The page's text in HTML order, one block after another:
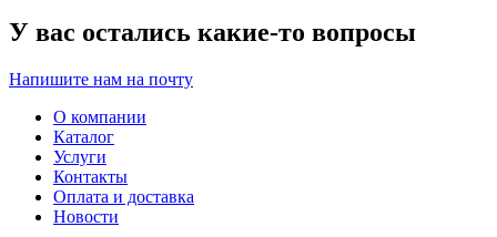
У вас остались какие-то вопросы
Напишите нам на почту
О компании
Каталог
Услуги
Контакты
Оплата и доставка
Новости